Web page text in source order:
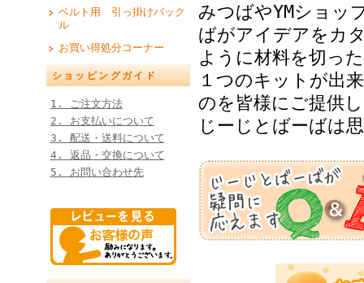
ベルト用 引っ掛けバック
ル
お買い得処分コーナー
ショッピングガイド
1. ご注文方法
2. お支払いについて
3. 配送・送料について
4. 返品・交換について
5. お問い合わせ先
みつばやYMショッ
ばがアイデアをカ
ように材料を切っ
１つのキットが出
のを皆様にご提供
じーじとばーばは